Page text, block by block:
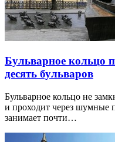
Бульварное кольцо
десять бульваров
Бульварное кольцо не
и проходит через
занимает почти…